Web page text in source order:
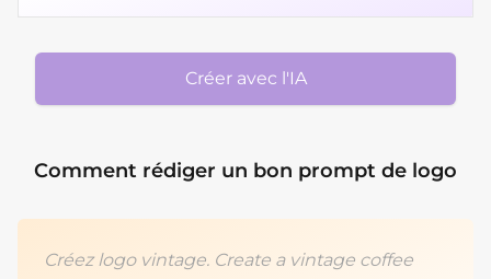
Créer avec l'IA
Comment rédiger un bon prompt de logo
Créez logo vintage. Create a vintage coffee